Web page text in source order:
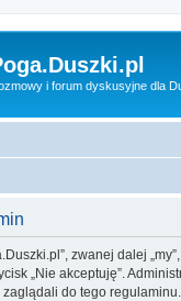
i forum dyskusyjne dla
zwanej dalej
„Nie akceptuję”.
do tego